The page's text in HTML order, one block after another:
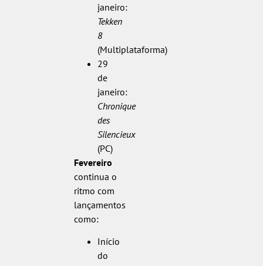
janeiro:
Tekken
8
(Multiplataforma)
29
de
janeiro:
Chronique
des
Silencieux
(PC)
Fevereiro
continua o
ritmo com
lançamentos
como:
Início
do